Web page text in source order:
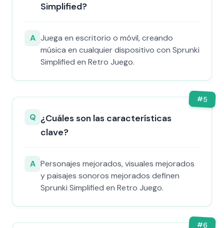
Simplified?
A Juega en escritorio o móvil, creando
música en cualquier dispositivo con Sprunki
Simplified en Retro Juego.
#5
Q ¿Cuáles son las características
clave?
A Personajes mejorados, visuales mejorados
y paisajes sonoros mejorados definen
Sprunki Simplified en Retro Juego.
#6